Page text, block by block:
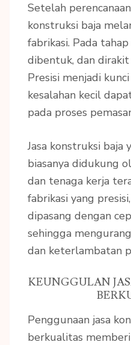
Setelah
konstruksi baja
fabrikasi. Pada
dibentuk, dan dirakit
Presisi menjadi
kesalahan kecil
pada proses
Jasa konstruksi baja
biasanya didukung
dan tenaga kerja
fabrikasi yang
dipasang dengan
sehingga
dan keterlambatan
KEUNGGULAN
Penggunaan jasa
berkualitas